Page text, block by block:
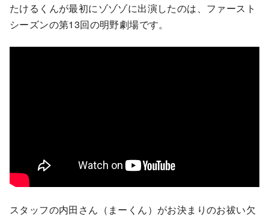
たけるくんが最初にゾゾゾに出演したのは、ファースト
シーズンの第13回の明野劇場です。
スタッフの内田さん（まーくん）がお決まりのお祓い欠